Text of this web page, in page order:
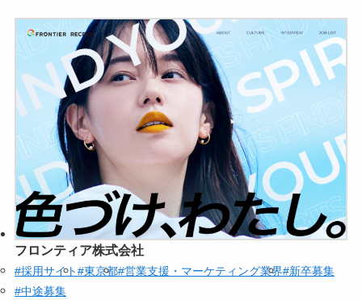
フロンティア株式会社
#採用サイト#東京都#営業支援・マーケティング業界#新卒募集
#中途募集